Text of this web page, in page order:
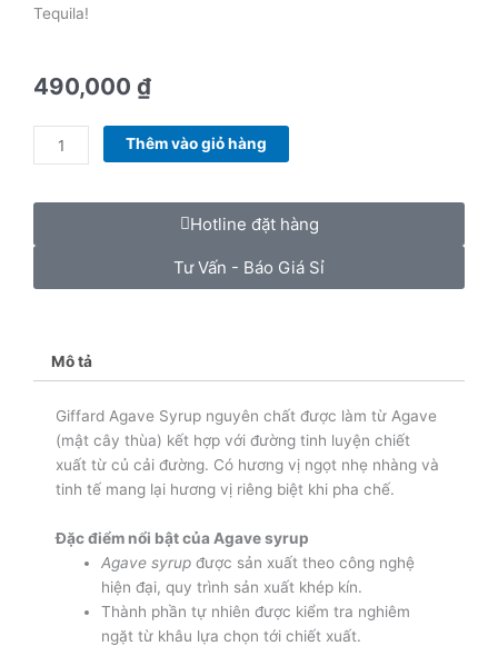
Tequila!
490,000 ₫
Syrup
Giffard
(Cây
ML
Syrup
số
Thêm vào giỏ hàng
Hotline đặt hàng
Tư Vấn - Báo Giá Sỉ
Mô tả
Giffard Agave Syrup nguyên chất được làm từ Agave
(mật cây thùa) kết hợp với đường tinh luyện chiết
xuất từ củ cải đường. Có hương vị ngọt nhẹ nhàng và
tinh tế mang lại hương vị riêng biệt khi pha chế.
Đặc điểm nổi bật của Agave syrup
Agave syrup được sản xuất theo công nghệ
hiện đại, quy trình sản xuất khép kín.
Thành phần tự nhiên được kiểm tra nghiêm
ngặt từ khâu lựa chọn tới chiết xuất.